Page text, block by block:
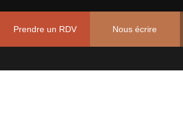
En savoir plus
Prendre un RDV Nous écrire